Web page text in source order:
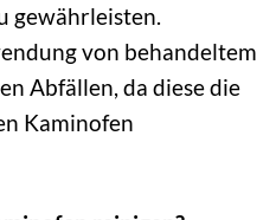
gewährleisten.
von behandeltem
Abfällen, da diese die
Kaminofen